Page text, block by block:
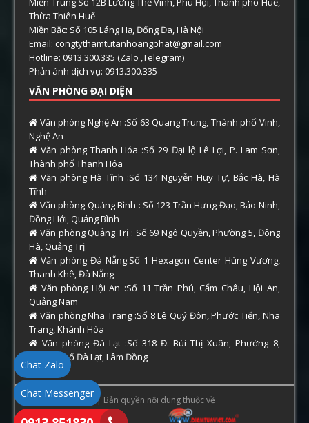
Thừa Thiên Huế
Miền Bắc: Số 105 Láng Hạ, Đống Đa, Hà Nội
Email: congtythamtutanhoangphat@gmail.com
Hotline: 0913.300.335 (Zalo ,Telegram)
Phản ánh dịch vụ: 0913.300.335
VĂN PHÒNG ĐẠI DIỆN
Văn phòng Nghệ An :Số 63 Quang Trung, Thành phố Vinh,
Nghệ An
Văn phòng Thanh Hóa :Số 29 Đại lộ Lê Lợi, P. Lam Sơn,
Thành phố Thanh Hóa
Văn phòng Hà Tĩnh :Số 134 Nguyễn Huy Tự, Bắc Hà, Hà
Tĩnh
Văn phòng Quảng Bình : Số 123 Trần Hưng Đạo, Bảo Ninh,
Đồng Hới, Quảng Bình
Văn phòng Quảng Trị : Số 69 Ngô Quyền, Phường 5, Đông
Hà, Quảng Trị
Văn phòng Đà Nẵng:Số 1 Hexagon Center Hùng Vương,
Thanh Khê, Đà Nẵng
Văn phòng Hội An :Số 11 Trần Phú, Cẩm Châu, Hội An,
Quảng Nam
Văn phòng Nha Trang :Số 8 Lê Quý Đôn, Phước Tiến, Nha
Trang, Khánh Hòa
Văn phòng Đà Lạt :Số 318 Đ. Bùi Thị Xuân, Phường 8,
Thành phố Đà Lạt, Lâm Đồng
Copyright © 2026 | Bản quyền nội dung thuộc về
Chat Zalo
Chat Messenger